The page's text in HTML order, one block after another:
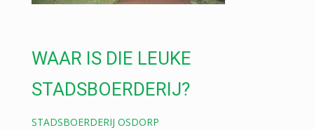
WAAR IS DIE LEUKE
STADSBOERDERIJ?
STADSBOERDERIJ OSDORP